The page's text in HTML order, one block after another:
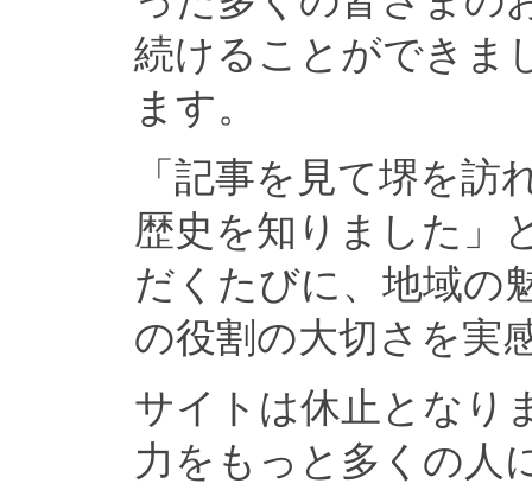
続けることができま
ます。
「記事を見て堺を
歴史を知りました」
だくたびに、地域の
の役割の大切さを実
サイトは休止となり
力をもっと多くの人